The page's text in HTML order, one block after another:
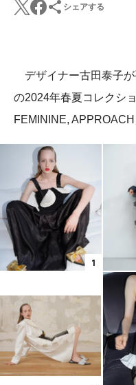
シェアする
デザイナー古田泰子が
の2024年春夏コレクシ
FEMININE, APPROACH
1